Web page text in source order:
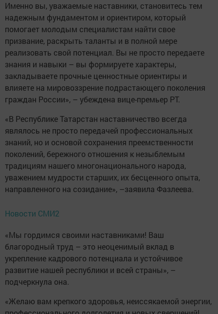
Именно вы, уважаемые наставники, становитесь тем
надежным фундаментом и ориентиром, который
помогает молодым специалистам найти свое
призвание, раскрыть таланты и в полной мере
реализовать свой потенциал. Вы не просто передаете
знания и навыки – вы формируете характеры,
закладываете прочные ценностные ориентиры и
влияете на мировоззрение подрастающего поколения
граждан России», – убеждена вице-премьер РТ.
«В Республике Татарстан наставничество всегда
являлось не просто передачей профессиональных
знаний, но и основой сохранения преемственности
поколений, бережного отношения к незыблемым
традициям нашего многонационального народа,
уважением мудрости старших, их бесценного опыта,
направленного на созидание», –заявила Фазлеева.
Новости СМИ2
«Мы гордимся своими наставниками! Ваш
благородный труд – это неоценимый вклад в
укрепление кадрового потенциала и устойчивое
развитие нашей республики и всей страны», –
подчеркнула она.
«Желаю вам крепкого здоровья, неиссякаемой энергии,